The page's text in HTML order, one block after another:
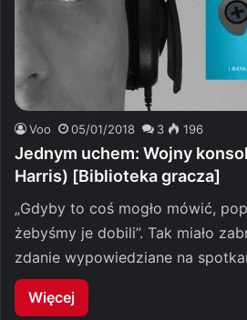
Voo 05/01/2018 3 196
Jednym uchem: Wojny
Harris) [Biblioteka gracza]
„Gdyby to coś mogło mówić,
żebyśmy je dobili”. Tak miało
zdanie wypowiedziane na
Więcej